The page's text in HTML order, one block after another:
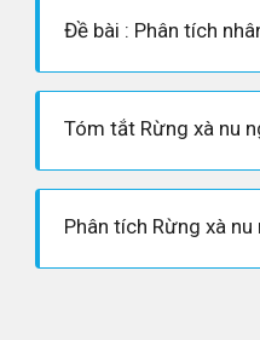
Tóm tắt Rừng xà nu